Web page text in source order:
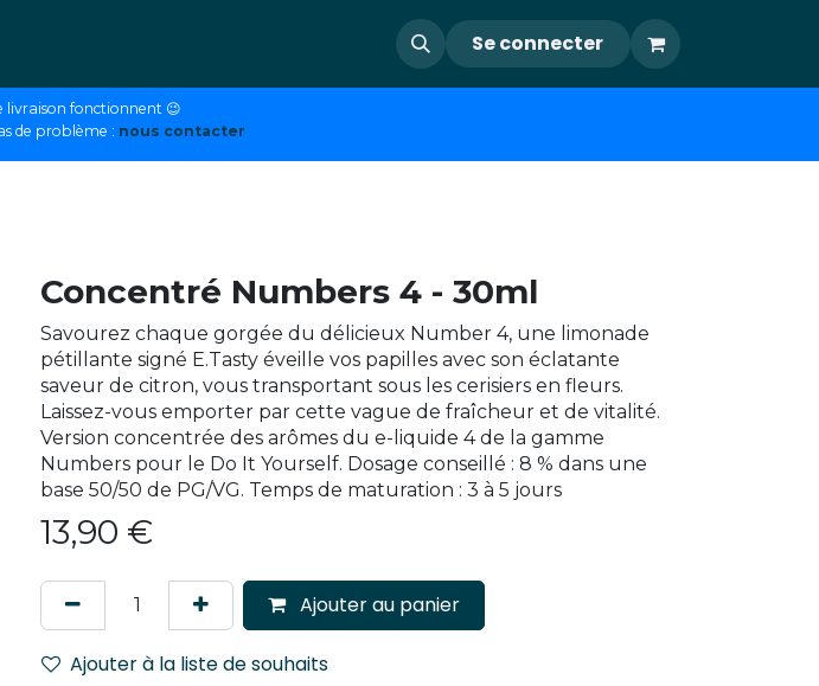
Se connecter
livraison fonctionnent 😉
de problème : nous contacter
Concentré Numbers 4 - 30ml
Savourez chaque gorgée du délicieux Number 4, une limonade
pétillante signé E.Tasty éveille vos papilles avec son éclatante
saveur de citron, vous transportant sous les cerisiers en fleurs.
Laissez-vous emporter par cette vague de fraîcheur et de vitalité.
Version concentrée des arômes du e-liquide 4 de la gamme
Numbers pour le Do It Yourself. Dosage conseillé : 8 % dans une
base 50/50 de PG/VG. Temps de maturation : 3 à 5 jours
13,90 €
Ajouter au panier
Ajouter à la liste de souhaits